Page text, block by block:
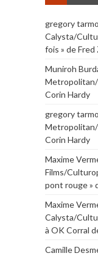
gregory
Calysta/
fois » de Fred
Muniroh
Corin Hardy
gregory
Corin Hardy
Maxime
Films/
pont rouge »
Maxime
Calysta/
à OK Corral
Camille